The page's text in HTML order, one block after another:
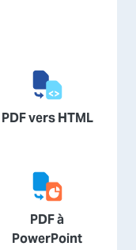
PDF vers HTML
PDF à
PowerPoint